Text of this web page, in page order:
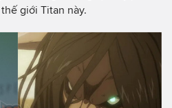
giới Titan này.